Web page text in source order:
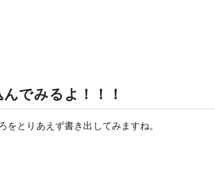
でみるよ！！！
をとりあえず書き出してみますね。